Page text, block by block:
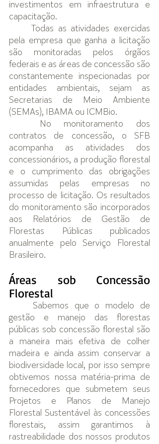
investimentos em infraestrutura e
capacitação.
Todas as atividades exercidas
pela empresa que ganha a licitação
são monitoradas pelos órgãos
federais e as áreas de concessão são
constantemente inspecionadas por
entidades ambientais, sejam as
Secretarias de Meio Ambiente
(SEMAs), IBAMA ou ICMBio.
No monitoramento dos
contratos de concessão, o SFB
acompanha as atividades dos
concessionários, a produção florestal
e o cumprimento das obrigações
assumidas pelas empresas no
processo de licitação. Os resultados
do monitoramento são incorporados
aos Relatórios de Gestão de
Florestas Públicas publicados
anualmente pelo Serviço Florestal
Brasileiro.
Áreas sob Concessão
Florestal
Sabemos que o modelo de
gestão e manejo das florestas
públicas sob concessão florestal são
a maneira mais efetiva de colher
madeira e ainda assim conservar a
biodiversidade local, por isso sempre
obtivemos nossa matéria-prima de
fornecedores que submetem seus
Projetos e Planos de Manejo
Florestal Sustentável às concessões
florestais, assim garantimos à
rastreabilidade dos nossos produtos